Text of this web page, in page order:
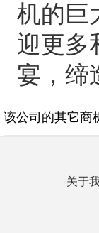
机的巨
迎更多
宴，缔
该公司的其它商
关于